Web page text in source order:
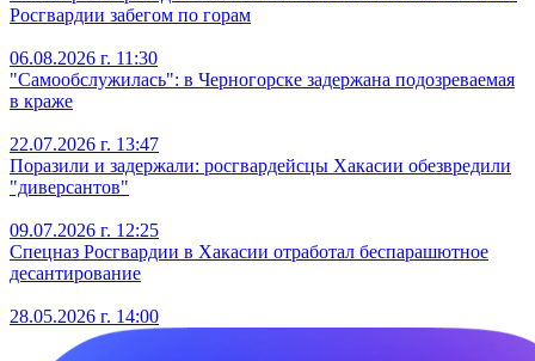
Росгвардии забегом по горам
06.08.2026 г. 11:30
"Самообслужилась": в Черногорске задержана подозреваемая
в краже
22.07.2026 г. 13:47
Поразили и задержали: росгвардейсцы Хакасии обезвредили
"диверсантов"
09.07.2026 г. 12:25
Спецназ Росгвардии в Хакасии отработал беспарашютное
десантирование
28.05.2026 г. 14:00